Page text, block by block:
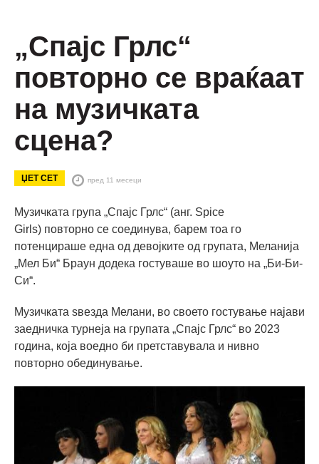
„Спајс Грлс“
повторно се враќаат
на музичката
сцена?
ЏЕТ СЕТ пред 11 месеци
Музичката група „Спајс Грлс“ (анг. Spice
Girls) повторно се соединува, барем тоа го
потенцираше една од девојките од групата, Меланија
„Мел Би“ Браун додека гостуваше во шоуто на „Би-Би-
Си“.
Музичката ѕвезда Мелани, во своето гостување најави
заедничка турнеја на групата „Спајс Грлс“ во 2023
година, која воедно би претставувала и нивно
повторно обединување.